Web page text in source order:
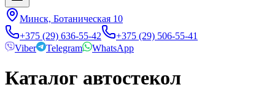
Минск, Ботаническая 10
+375 (29) 636-55-42
+375 (29) 506-55-41
Viber
Telegram WhatsApp
Каталог автостекол